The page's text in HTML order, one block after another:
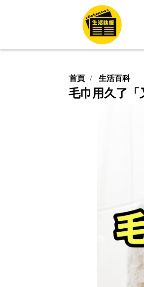
首頁 生活百科
毛巾用久了「